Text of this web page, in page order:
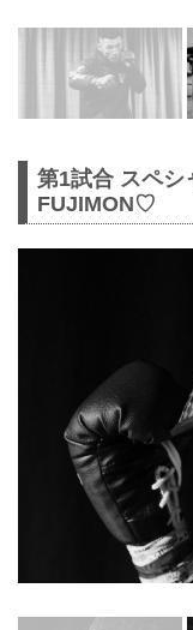
第1試合 スペシ
FUJIMON♡